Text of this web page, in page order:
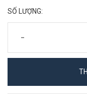
SỐ LƯỢNG:
-